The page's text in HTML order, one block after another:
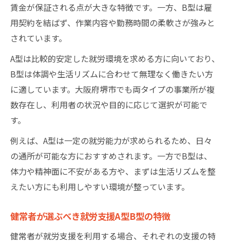
賃金が保証される点が大きな特徴です。一方、B型は雇
用契約を結ばず、作業内容や勤務時間の柔軟さが強みと
されています。
A型は比較的安定した就労環境を求める方に向いており、
B型は体調や生活リズムに合わせて無理なく働きたい方
に適しています。大阪府堺市でも両タイプの事業所が複
数存在し、利用者の状況や目的に応じて選択が可能で
す。
例えば、A型は一定の就労能力が求められるため、日々
の通所が可能な方におすすめされます。一方でB型は、
体力や精神面に不安がある方や、まずは生活リズムを整
えたい方にも利用しやすい環境が整っています。
健常者が選ぶべき就労支援A型B型の特徴
健常者が就労支援を利用する場合、それぞれの支援の特